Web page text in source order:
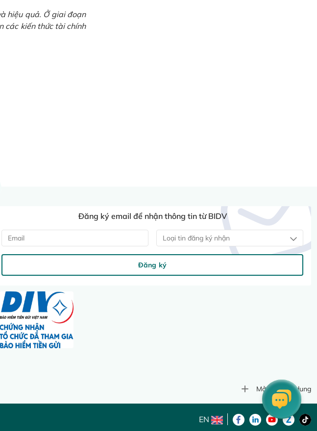
hiệu quả. Ở giai đoạn
các kiến thức tài chính
Đăng ký email để nhận thông tin từ BIDV
Loại tin đăng ký nhận
Đăng ký
Mở rộng nội dung
EN